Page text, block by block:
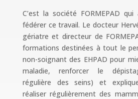
C’est la société FORMEPAD
fédérer ce travail. Le docteur
gériatre et directeur de
formations destinées à tout le
non-soignant des EHPAD pour
maladie, renforcer le
régulière des seins) et
réaliser régulièrement des